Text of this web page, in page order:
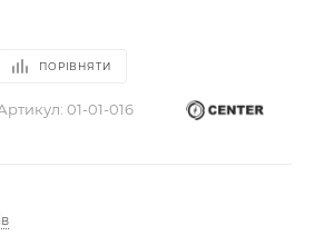
ПОРІВНЯТИ
01-01-016